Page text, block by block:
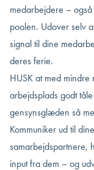
medarbejdere –
poolen. Udover selv
signal til dine
deres ferie.
HUSK at med
arbejdsplads godt
gensynsglæden så
Kommuniker ud til
samarbejdspartnere,
input fra dem – og